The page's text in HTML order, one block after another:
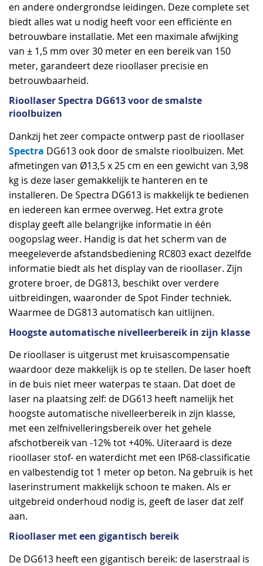
en andere ondergrondse leidingen. Deze complete set
biedt alles wat u nodig heeft voor een efficiënte en
betrouwbare installatie. Met een maximale afwijking
van ± 1,5 mm over 30 meter en een bereik van 150
meter, garandeert deze rioollaser precisie en
betrouwbaarheid.
Rioollaser Spectra DG613 voor de smalste
rioolbuizen
Dankzij het zeer compacte ontwerp past de rioollaser
Spectra DG613 ook door de smalste rioolbuizen. Met
afmetingen van Ø13,5 x 25 cm en een gewicht van 3,98
kg is deze laser gemakkelijk te hanteren en te
installeren. De Spectra DG613 is makkelijk te bedienen
en iedereen kan ermee overweg. Het extra grote
display geeft alle belangrijke informatie in één
oogopslag weer. Handig is dat het scherm van de
meegeleverde afstandsbediening RC803 exact dezelfde
informatie biedt als het display van de rioollaser. Zijn
grotere broer, de DG813, beschikt over verdere
uitbreidingen, waaronder de Spot Finder techniek.
Waarmee de DG813 automatisch kan uitlijnen.
Hoogste automatische nivelleerbereik in zijn klasse
De rioollaser is uitgerust met kruisascompensatie
waardoor deze makkelijk is op te stellen. De laser hoeft
in de buis niet meer waterpas te staan. Dat doet de
laser na plaatsing zelf: de DG613 heeft namelijk het
hoogste automatische nivelleerbereik in zijn klasse,
met een zelfnivelleringsbereik over het gehele
afschotbereik van -12% tot +40%. Uiteraard is deze
rioollaser stof- en waterdicht met een IP68-classificatie
en valbestendig tot 1 meter op beton. Na gebruik is het
laserinstrument makkelijk schoon te maken. Als er
uitgebreid onderhoud nodig is, geeft de laser dat zelf
aan.
Rioollaser met een gigantisch bereik
De DG613 heeft een gigantisch bereik: de laserstraal is